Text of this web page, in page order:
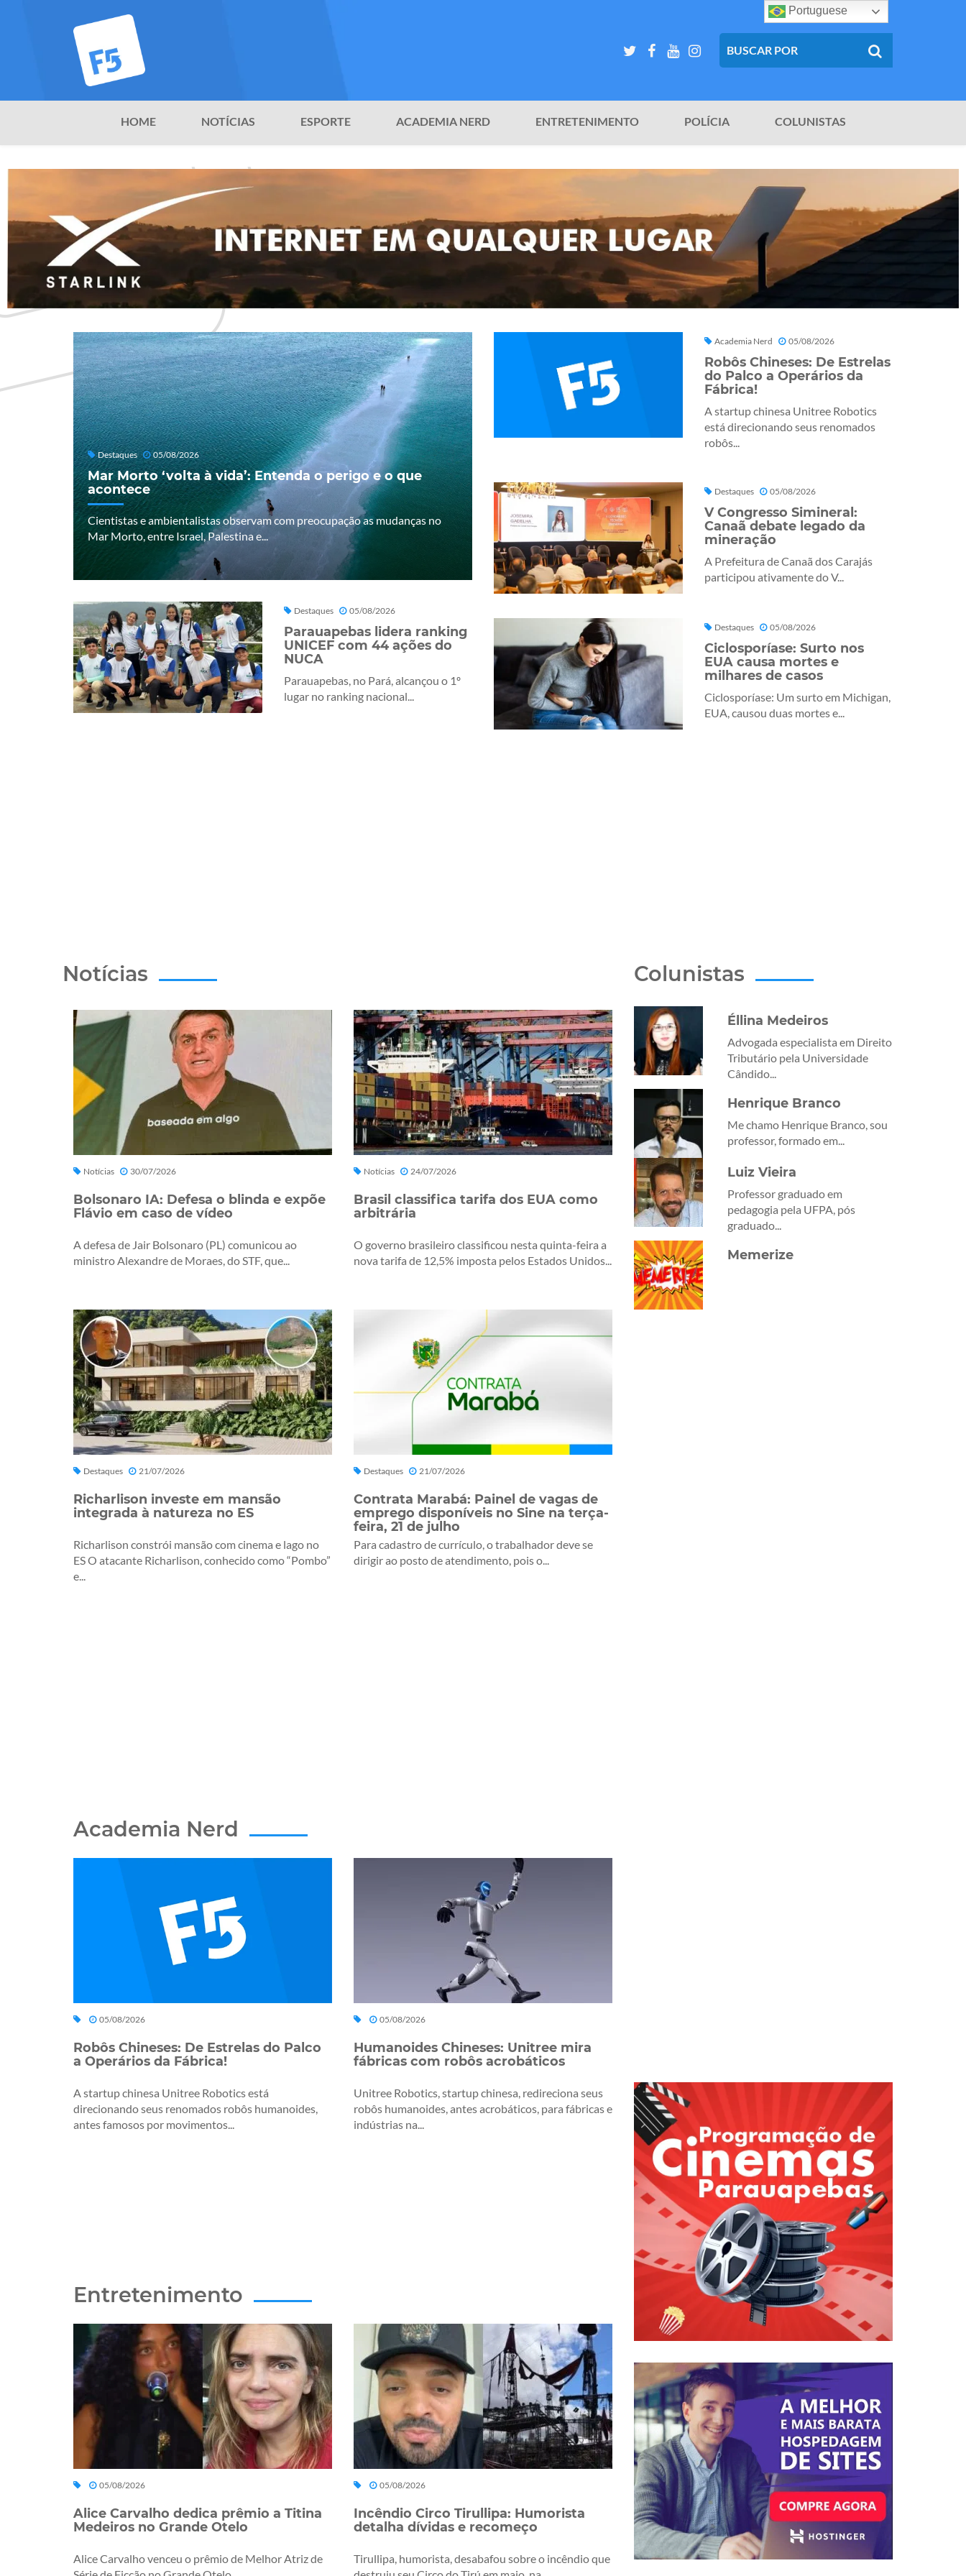
HOME NOTÍCIAS ESPORTE ACADEMIA NERD ENTRETENIMENTO POLÍCIA COLUNISTAS
Destaques 05/08/2026
Mar Morto ‘volta à vida’: Entenda o perigo e o que
acontece
Cientistas e ambientalistas observam com preocupação as mudanças no
Mar Morto, entre Israel, Palestina e...
Destaques 05/08/2026
Parauapebas lidera ranking
UNICEF com 44 ações do
NUCA
Parauapebas, no Pará, alcançou o 1º
lugar no ranking nacional...
Academia Nerd 05/08/2026
Robôs Chineses: De Estrelas
do Palco a Operários da
Fábrica!
A startup chinesa Unitree Robotics
está direcionando seus renomados
robôs...
Destaques 05/08/2026
V Congresso Simineral:
Canaã debate legado da
mineração
A Prefeitura de Canaã dos Carajás
participou ativamente do V...
Destaques 05/08/2026
Ciclosporíase: Surto nos
EUA causa mortes e
milhares de casos
Ciclosporíase: Um surto em Michigan,
EUA, causou duas mortes e...
Notícias
Notícias 30/07/2026
Bolsonaro IA: Defesa o blinda e expõe
Flávio em caso de vídeo
A defesa de Jair Bolsonaro (PL) comunicou ao
ministro Alexandre de Moraes, do STF, que...
Notícias 24/07/2026
Brasil classifica tarifa dos EUA como
arbitrária
O governo brasileiro classificou nesta quinta-feira a
nova tarifa de 12,5% imposta pelos Estados Unidos...
Destaques 21/07/2026
Richarlison investe em mansão
integrada à natureza no ES
Richarlison constrói mansão com cinema e lago no
ES O atacante Richarlison, conhecido como “Pombo”
e...
Destaques 21/07/2026
Contrata Marabá: Painel de vagas de
emprego disponíveis no Sine na terça-
feira, 21 de julho
Para cadastro de currículo, o trabalhador deve se
dirigir ao posto de atendimento, pois o...
Colunistas
Éllina Medeiros
Advogada especialista em Direito
Tributário pela Universidade
Cândido...
Henrique Branco
Me chamo Henrique Branco, sou
professor, formado em...
Luiz Vieira
Professor graduado em
pedagogia pela UFPA, pós
graduado...
Memerize
Academia Nerd
05/08/2026
Robôs Chineses: De Estrelas do Palco
a Operários da Fábrica!
A startup chinesa Unitree Robotics está
direcionando seus renomados robôs humanoides,
antes famosos por movimentos...
05/08/2026
Humanoides Chineses: Unitree mira
fábricas com robôs acrobáticos
Unitree Robotics, startup chinesa, redireciona seus
robôs humanoides, antes acrobáticos, para fábricas e
indústrias na...
Entretenimento
05/08/2026
Alice Carvalho dedica prêmio a Titina
Medeiros no Grande Otelo
Alice Carvalho venceu o prêmio de Melhor Atriz de
05/08/2026
Incêndio Circo Tirullipa: Humorista
detalha dívidas e recomeço
Tirullipa, humorista, desabafou sobre o incêndio que
Portuguese